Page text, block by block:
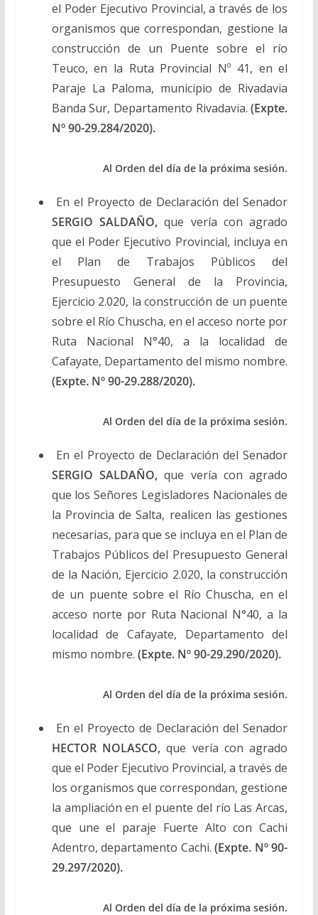
el Poder Ejecutivo Provincial, a través de los
organismos que correspondan, gestione la
construcción de un Puente sobre el río
Teuco, en la Ruta Provincial Nº 41, en el
Paraje La Paloma, municipio de Rivadavia
Banda Sur, Departamento Rivadavia. (Expte.
Nº 90-29.284/2020).
Al Orden del día de la próxima sesión.
En el Proyecto de Declaración del Senador
SERGIO SALDAÑO, que vería con agrado
que el Poder Ejecutivo Provincial, incluya en
el Plan de Trabajos Públicos del
Presupuesto General de la Provincia,
Ejercicio 2.020, la construcción de un puente
sobre el Río Chuscha, en el acceso norte por
Ruta Nacional N°40, a la localidad de
Cafayate, Departamento del mismo nombre.
(Expte. Nº 90-29.288/2020).
Al Orden del día de la próxima sesión.
En el Proyecto de Declaración del Senador
SERGIO SALDAÑO, que vería con agrado
que los Señores Legisladores Nacionales de
la Provincia de Salta, realicen las gestiones
necesarias, para que se incluya en el Plan de
Trabajos Públicos del Presupuesto General
de la Nación, Ejercicio 2.020, la construcción
de un puente sobre el Río Chuscha, en el
acceso norte por Ruta Nacional N°40, a la
localidad de Cafayate, Departamento del
mismo nombre. (Expte. Nº 90-29.290/2020).
Al Orden del día de la próxima sesión.
En el Proyecto de Declaración del Senador
HECTOR NOLASCO, que vería con agrado
que el Poder Ejecutivo Provincial, a través de
los organismos que correspondan, gestione
la ampliación en el puente del río Las Arcas,
que une el paraje Fuerte Alto con Cachi
Adentro, departamento Cachi. (Expte. Nº 90-
29.297/2020).
Al Orden del día de la próxima sesión.